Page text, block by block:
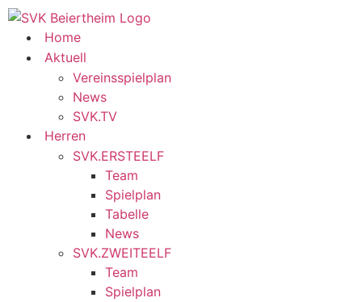
Home
Aktuell
Vereinsspielplan
News
SVK.TV
Herren
SVK.ERSTEELF
Team
Spielplan
Tabelle
News
SVK.ZWEITEELF
Team
Spielplan